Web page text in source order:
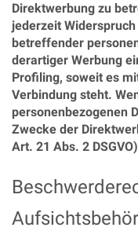
Direktwerbung zu
jederzeit
betreffender
derartiger Werbung
Profiling, soweit es
Verbindung steht.
personenbezogenen
Zwecke der
Art. 21 Abs. 2